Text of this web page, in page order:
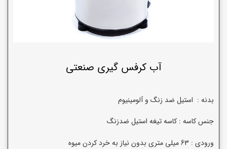
آب کرفس گیری صنعتی
بدنه : استیل ضد زنگ و آلومینیوم
جنس کاسه : کاسه تیغه استیل ضدزنگ
ورودی : 63 میلی متری بدون نیاز به خرد کردن میوه